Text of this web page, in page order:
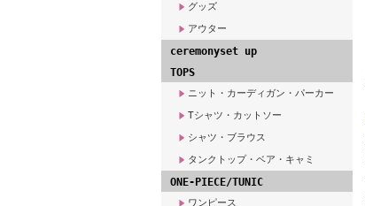
グッズ
アウター
ceremonyset up
TOPS
ニット・カーディガン・パーカー
Tシャツ・カットソー
シャツ・ブラウス
タンクトップ・ベア・キャミ
ONE-PIECE/TUNIC
ワンピース